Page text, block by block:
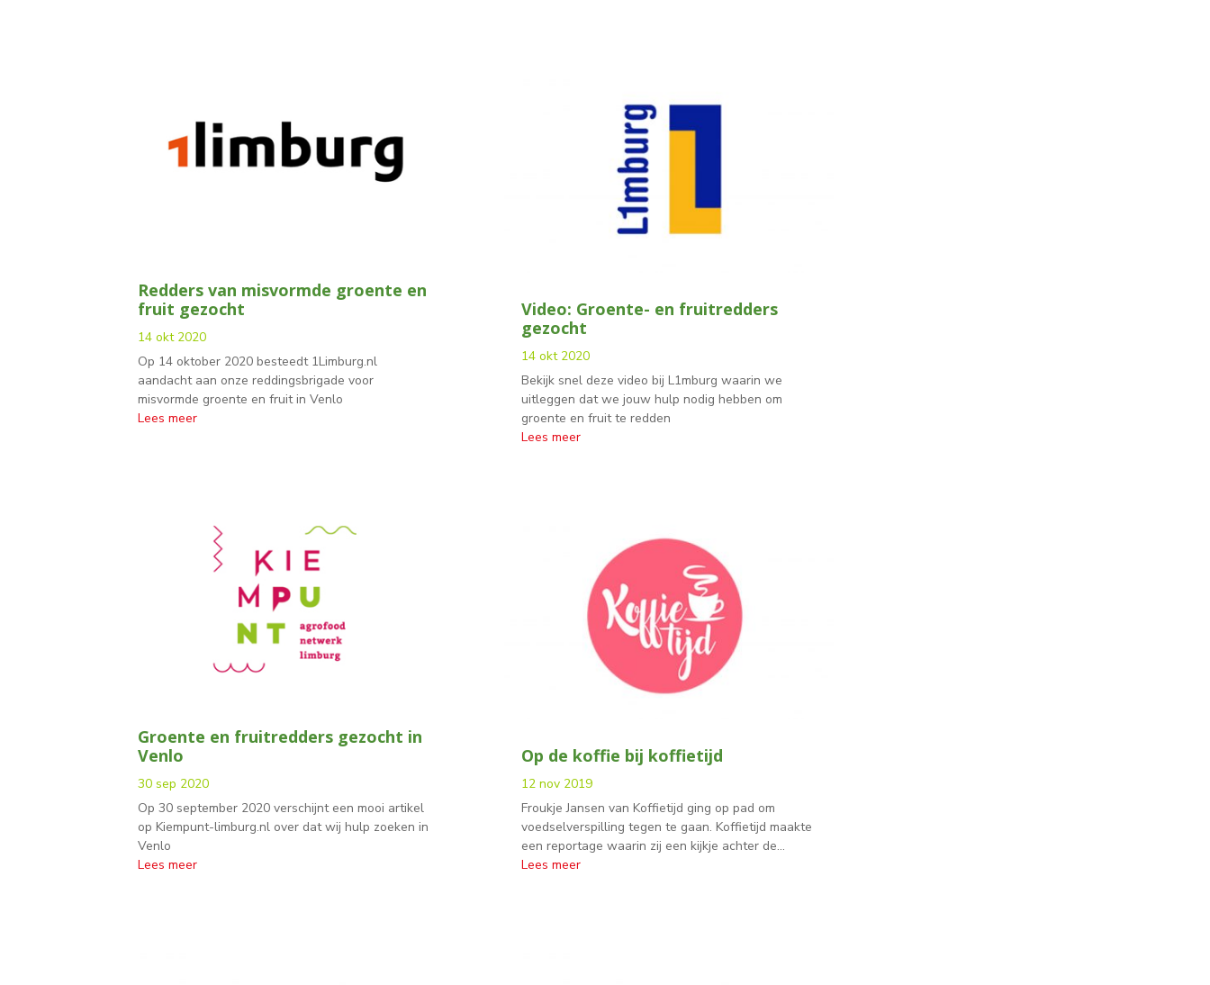
Redders van misvormde groente en
fruit gezocht
14 okt 2020
Op 14 oktober 2020 besteedt 1Limburg.nl
aandacht aan onze reddingsbrigade voor
misvormde groente en fruit in Venlo
Lees meer
Groente en fruitredders gezocht in
Venlo
30 sep 2020
Op 30 september 2020 verschijnt een mooi artikel
op Kiempunt-limburg.nl over dat wij hulp zoeken in
Venlo
Lees meer
Video: Groente- en fruitredders
gezocht
14 okt 2020
Bekijk snel deze video bij L1mburg waarin we
uitleggen dat we jouw hulp nodig hebben om
groente en fruit te redden
Lees meer
Op de koffie bij koffietijd
12 nov 2019
Froukje Jansen van Koffietijd ging op pad om
voedselverspilling tegen te gaan. Koffietijd maakte
een reportage waarin zij een kijkje achter de...
Lees meer